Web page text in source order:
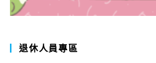
退休人員專區